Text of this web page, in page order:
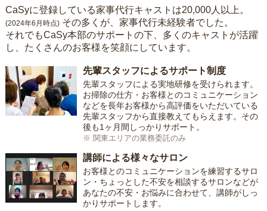
CaSyに登録している家事代行キャストは20,000人以上。
(2024年6月時点) その多くが、家事代行未経験者でした。
それでもCaSy本部のサポートの下、多くのキャストが活躍
し、たくさんのお客様を笑顔にしています。
先輩スタッフによるサポート制度
先輩スタッフによる実地研修を受けられます。
お掃除の仕方・お客様とのコミュニケーション
などを長年お客様から高評価をいただいている
先輩スタッフから直接教えてもらえます。その
後も1ヶ月間しっかりサポート。
※ 関東エリアの業務委託のみ
講師による様々なサロン
お客様とのコミュニケーションを練習するサロ
ン・ちょっとした不安を相談するサロンなどが
あなたの不安・お悩みに合わせて、講師がしっ
かりサポートします。